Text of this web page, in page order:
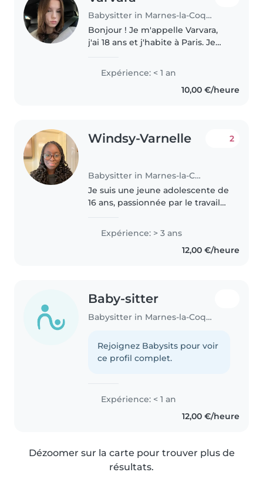
Babysitter in Marnes-la-Coquette
Bonjour ! Je m'appelle Varvara,
j'ai 18 ans et j'habite à Paris. Je
babysitting. Je parle anglais,
français, russe et ukrainien. J'ai
Expérience: < 1 an
10,00 €/heure
Windsy-Varnelle
Babysitter in Marnes-la-Coquette
2
Je suis une jeune adolescente de
16 ans, passionnée par le travail
d'expérience auprès de bébés,
de tout-petits, de préscolaires,
d'enfants d'âge scolaire..
Expérience: > 3 ans
12,00 €/heure
Baby-sitter
Babysitter in Marnes-la-Coquette
Rejoignez Babysits pour voir
ce profil complet.
Expérience: < 1 an
12,00 €/heure
Dézoomer sur la carte pour trouver plus de
résultats.